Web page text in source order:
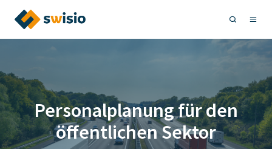
Personalplanung für den
öffentlichen Sektor